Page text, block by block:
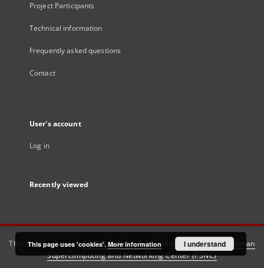
Project Participants
Technical information
Frequently asked questions
Contact
User's account
Log in
Recently viewed
This service runs onDInGO dLibra 6.3.21software created by
Poznan
Supercomputing and Networking Center (PSNC)
This page uses 'cookies'. More information I understand